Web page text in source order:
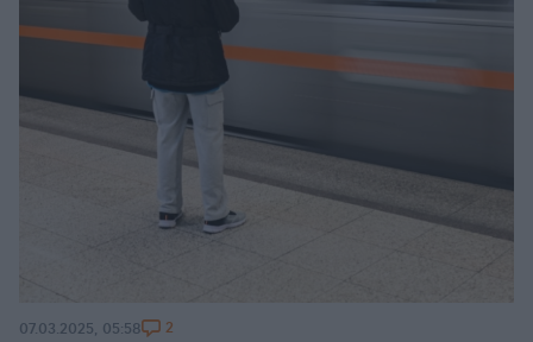
07.03.2025, 05:58 2